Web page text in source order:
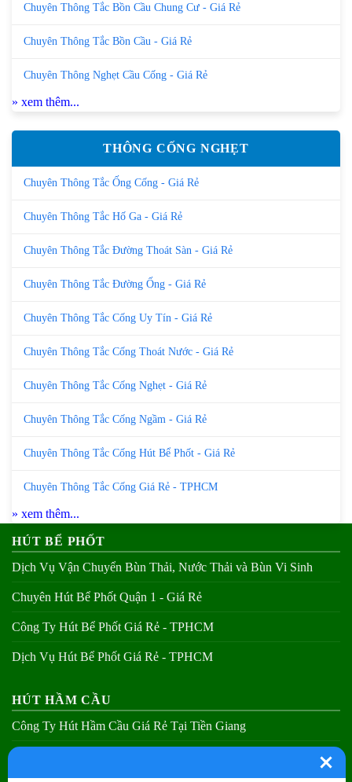
Chuyên Thông Tắc Bồn Cầu Chung Cư - Giá Rẻ
Chuyên Thông Tắc Bồn Cầu - Giá Rẻ
Chuyên Thông Nghẹt Cầu Cống - Giá Rẻ
» xem thêm...
THÔNG CỐNG NGHẸT
Chuyên Thông Tắc Ống Cống - Giá Rẻ
Chuyên Thông Tắc Hố Ga - Giá Rẻ
Chuyên Thông Tắc Đường Thoát Sàn - Giá Rẻ
Chuyên Thông Tắc Đường Ống - Giá Rẻ
Chuyên Thông Tắc Cống Uy Tín - Giá Rẻ
Chuyên Thông Tắc Cống Thoát Nước - Giá Rẻ
Chuyên Thông Tắc Cống Nghẹt - Giá Rẻ
Chuyên Thông Tắc Cống Ngầm - Giá Rẻ
Chuyên Thông Tắc Cống Hút Bể Phốt - Giá Rẻ
Chuyên Thông Tắc Cống Giá Rẻ - TPHCM
» xem thêm...
HÚT BỂ PHỐT
Dịch Vụ Vận Chuyển Bùn Thải, Nước Thải và Bùn Vi Sinh
Chuyên Hút Bể Phốt Quận 1 - Giá Rẻ
Công Ty Hút Bể Phốt Giá Rẻ - TPHCM
Dịch Vụ Hút Bể Phốt Giá Rẻ - TPHCM
HÚT HẦM CẦU
Công Ty Hút Hầm Cầu Giá Rẻ Tại Tiền Giang